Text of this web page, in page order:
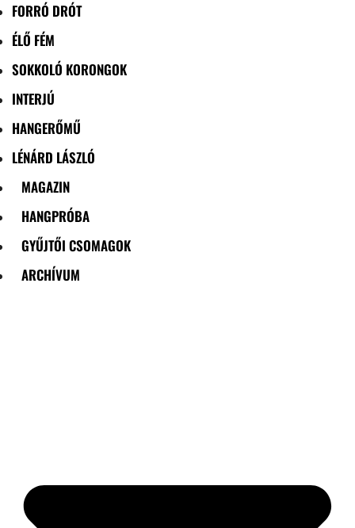
FORRÓ DRÓT
ÉLŐ FÉM
SOKKOLÓ KORONGOK
INTERJÚ
HANGERŐMŰ
LÉNÁRD LÁSZLÓ
MAGAZIN
HANGPRÓBA
GYŰJTŐI CSOMAGOK
ARCHÍVUM